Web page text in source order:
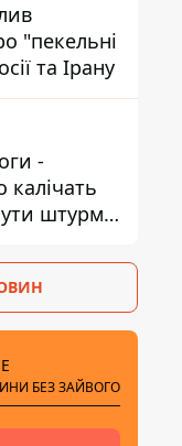
"пекельні
та Ірану
-
калічать
штурмів
БЕЗ ЗАЙВОГО